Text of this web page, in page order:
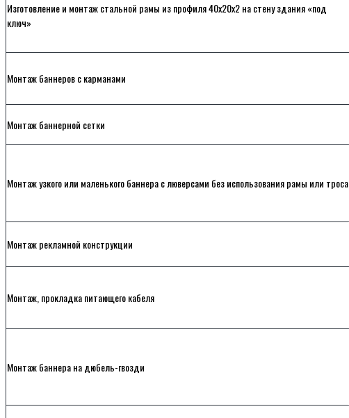
Изготовление и монтаж стальной рамы из профиля 40х20х2 на стену здания «под
ключ»
Монтаж баннеров с карманами
Монтаж баннерной сетки
Монтаж узкого или маленького баннера с люверсами без использования рамы или троса
Монтаж рекламной конструкции
Монтаж, прокладка питающего кабеля
Монтаж баннера на дюбель-гвозди